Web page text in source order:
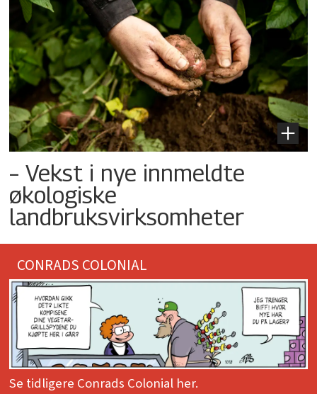
– Vekst i nye innmeldte
økologiske
landbruksvirksomheter
CONRADS COLONIAL
Se tidligere Conrads Colonial her.